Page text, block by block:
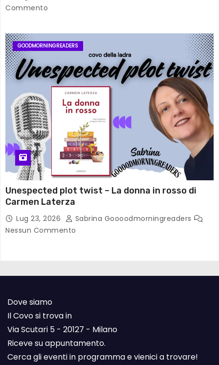
Commento
GOODMORNINGREADERS
Unespected plot twist – La donna in rosso di
Carmen Laterza
Lug 23, 2026
Sabrina Goooodmorningreaders
Nessun Commento
Dove siamo
Il Covo si trova in
Via Scutari 5 - 20127 - Milano
Riceve su appuntamento.
Cerca gli eventi in programma e vienici a trovare!